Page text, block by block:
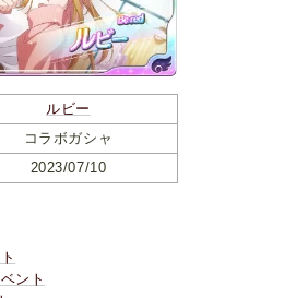
ルビー
コラボガシャ
2023/07/10
ント